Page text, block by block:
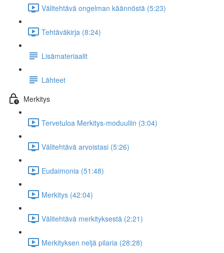
Välitehtävä ongelman käännöstä (5:23)
Tehtäväkirja (8:24)
Lisämateriaalit
Lähteet
Merkitys
Tervetuloa Merkitys-moduuliin (3:04)
Välitehtävä arvoistasi (5:26)
Eudaimonia (51:48)
Merkitys (42:04)
Välitehtävä merkityksestä (2:21)
Merkityksen neljä pilaria (28:28)